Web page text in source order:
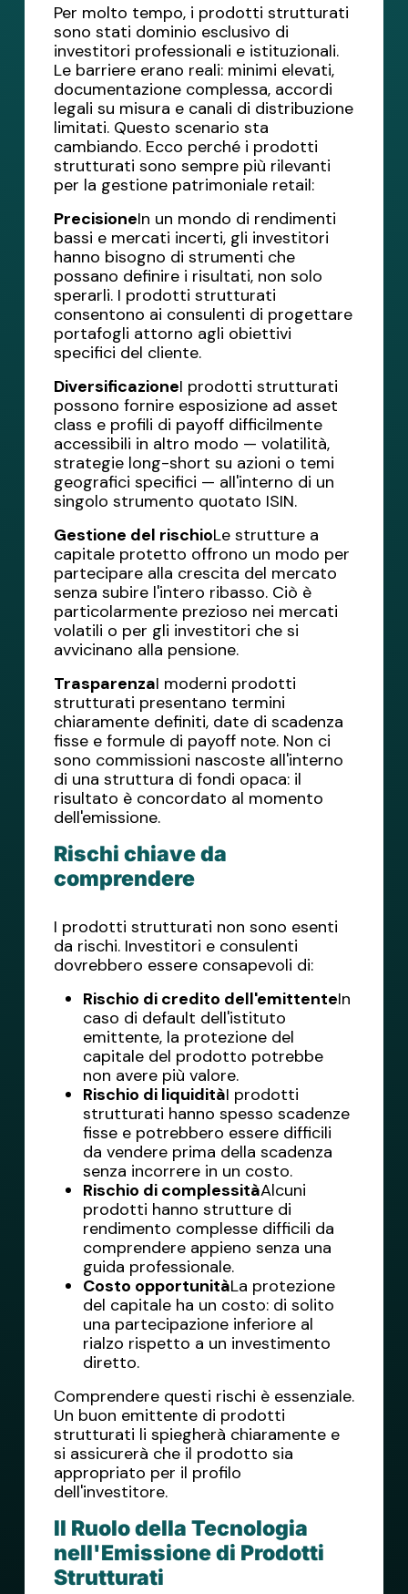
Per molto tempo, i prodotti strutturati
sono stati dominio esclusivo di
investitori professionali e istituzionali.
Le barriere erano reali: minimi elevati,
documentazione complessa, accordi
legali su misura e canali di distribuzione
limitati. Questo scenario sta
cambiando. Ecco perché i prodotti
strutturati sono sempre più rilevanti
per la gestione patrimoniale retail:
PrecisioneIn un mondo di rendimenti
bassi e mercati incerti, gli investitori
hanno bisogno di strumenti che
possano definire i risultati, non solo
sperarli. I prodotti strutturati
consentono ai consulenti di progettare
portafogli attorno agli obiettivi
specifici del cliente.
DiversificazioneI prodotti strutturati
possono fornire esposizione ad asset
class e profili di payoff difficilmente
accessibili in altro modo — volatilità,
strategie long-short su azioni o temi
geografici specifici — all'interno di un
singolo strumento quotato ISIN.
Gestione del rischioLe strutture a
capitale protetto offrono un modo per
partecipare alla crescita del mercato
senza subire l'intero ribasso. Ciò è
particolarmente prezioso nei mercati
volatili o per gli investitori che si
avvicinano alla pensione.
TrasparenzaI moderni prodotti
strutturati presentano termini
chiaramente definiti, date di scadenza
fisse e formule di payoff note. Non ci
sono commissioni nascoste all'interno
di una struttura di fondi opaca: il
risultato è concordato al momento
dell'emissione.
Rischi chiave da
comprendere
I prodotti strutturati non sono esenti
da rischi. Investitori e consulenti
dovrebbero essere consapevoli di:
Rischio di credito dell'emittenteIn
caso di default dell'istituto
emittente, la protezione del
capitale del prodotto potrebbe
non avere più valore.
Rischio di liquiditàI prodotti
strutturati hanno spesso scadenze
fisse e potrebbero essere difficili
da vendere prima della scadenza
senza incorrere in un costo.
Rischio di complessitàAlcuni
prodotti hanno strutture di
rendimento complesse difficili da
comprendere appieno senza una
guida professionale.
Costo opportunitàLa protezione
del capitale ha un costo: di solito
una partecipazione inferiore al
rialzo rispetto a un investimento
diretto.
Comprendere questi rischi è essenziale.
Un buon emittente di prodotti
strutturati li spiegherà chiaramente e
si assicurerà che il prodotto sia
appropriato per il profilo
dell'investitore.
Il Ruolo della Tecnologia
nell'Emissione di Prodotti
Strutturati